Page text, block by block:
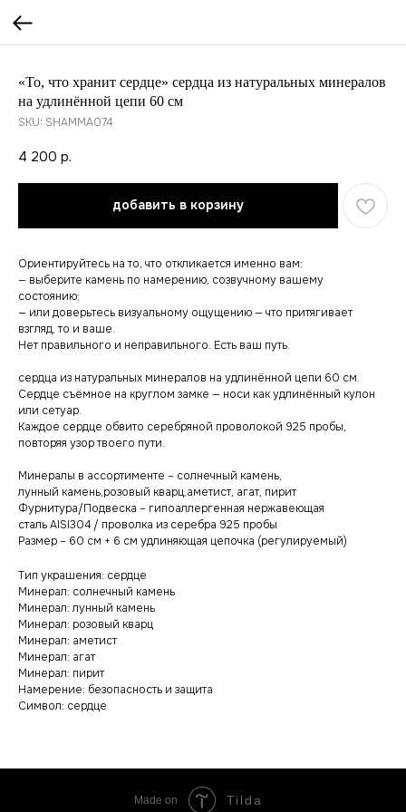
«То, что хранит сердце» сердца из натуральных минералов
на удлинённой цепи 60 см
SKU: SHAMMA074
4 200 р.
добавить в корзину
Ориентируйтесь на то, что откликается именно вам:
— выберите камень по намерению, созвучному вашему
состоянию;
— или доверьтесь визуальному ощущению — что притягивает
взгляд, то и ваше.
Нет правильного и неправильного. Есть ваш путь.
сердца из натуральных минералов на удлинённой цепи 60 см.
Сердце съёмное на круглом замке — носи как удлинённый кулон
или сетуар.
Каждое сердце обвито серебряной проволокой 925 пробы,
повторяя узор твоего пути.
Минералы в ассортименте – солнечный камень,
лунный камень,розовый кварц,аметист, агат, пирит
Фурнитура/Подвеска – гипоаллергенная нержавеющая
сталь AISI304 / проволка из серебра 925 пробы
Размер – 60 см + 6 см удлиняющая цепочка (регулируемый)
Тип украшения: сердце
Минерал: солнечный камень
Минерал: лунный камень
Минерал: розовый кварц
Минерал: аметист
Минерал: агат
Минерал: пирит
Намерение: безопасность и защита
Символ: сердце
Made on Tilda